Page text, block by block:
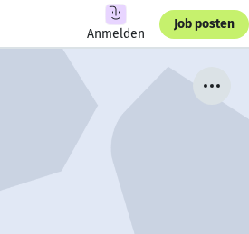
Anmelden
Job posten